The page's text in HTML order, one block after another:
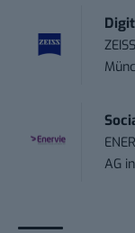
ZEISS
AG in